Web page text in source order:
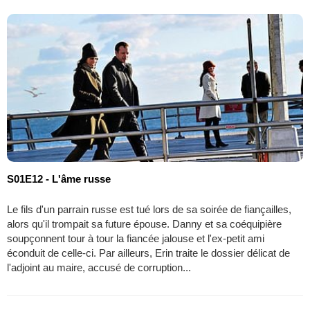
S01E12 - L'âme russe
Le fils d'un parrain russe est tué lors de sa soirée de fiançailles,
alors qu'il trompait sa future épouse. Danny et sa coéquipière
soupçonnent tour à tour la fiancée jalouse et l'ex-petit ami
éconduit de celle-ci. Par ailleurs, Erin traite le dossier délicat de
l'adjoint au maire, accusé de corruption...